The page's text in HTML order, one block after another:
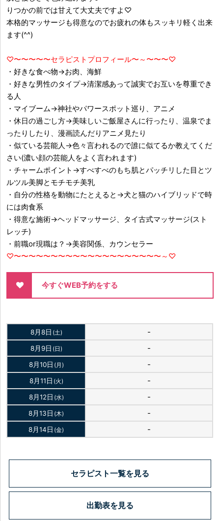
りつかの前では甘えて大丈夫ですよ♡
本格的マッサージも得意なのでお疲れの体もスッキリ軽く出来
ます(^^)
♡〜〜〜〜〜セラピストプロフィール〜～〜〜〜♡
・好きな食べ物→お肉、海鮮
・好きな男性のタイプ→清潔感あって誠実でお互いを尊重でき
る人
・マイブーム→神社やパワースポット巡り、アニメ
・休日の過ごし方→美味しいご飯屋さんに行ったり、温泉でま
ったりしたり、漫画読んだりアニメ見たり
・似ている芸能人→色々言われるので誰に似てるか教えてくだ
さい(濃い顔の芸能人をよく言われます)
・チャームポイント→すべすべのもち肌とパッチリした目とツ
ルツル美脚とモチモチ美乳
・自分の性格を動物にたとえると→犬と猫のハイブリッドで時
には肉食系
・得意な施術→ヘッドマッサージ、タイ古式マッサージ(スト
レッチ)
・前職or現職は？→美容関係、カウンセラー
♡〜〜〜〜〜〜〜〜〜〜〜〜〜〜〜〜〜〜〜〜～♡
今すぐWEB予約をする
8月8日 (土)
8月9日 (日)
8月10日 (月)
8月11日 (火)
8月12日 (水)
8月13日 (木)
8月14日 (金)
-
-
-
-
-
-
-
セラピスト一覧を見る
出勤表を見る